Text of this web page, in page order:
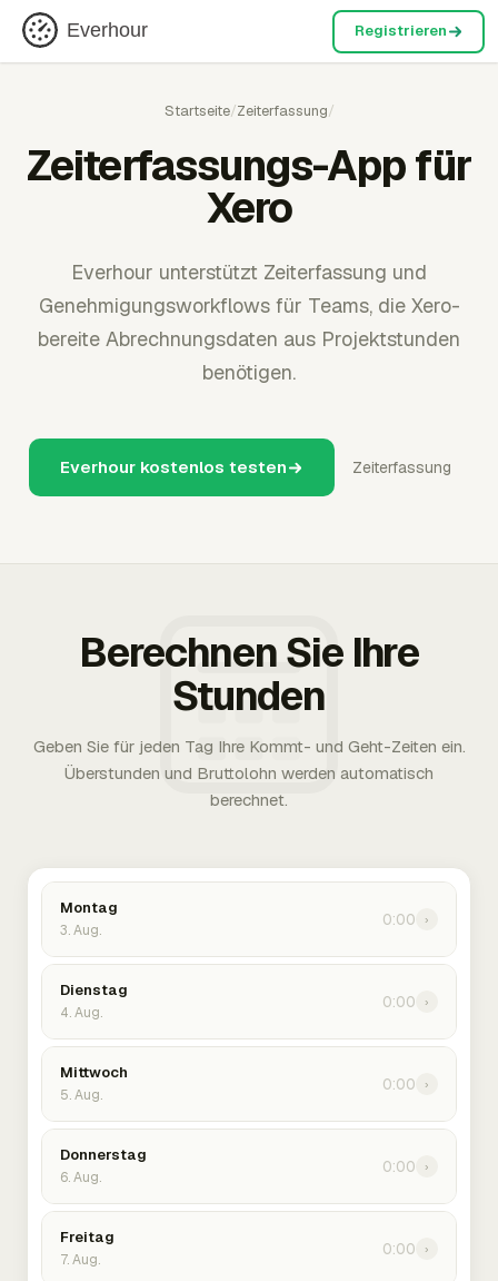
Everhour Registrieren
Startseite/Zeiterfassung/
Zeiterfassungs-App für
Xero
Everhour unterstützt Zeiterfassung und
Genehmigungsworkflows für Teams, die Xero-
bereite Abrechnungsdaten aus Projektstunden
benötigen.
Everhour kostenlos testen Zeiterfassung
Berechnen Sie Ihre
Stunden
Geben Sie für jeden Tag Ihre Kommt- und Geht-Zeiten ein.
Überstunden und Bruttolohn werden automatisch
berechnet.
Montag
3. Aug.
0:00 ›
Dienstag
4. Aug.
0:00 ›
Mittwoch
5. Aug.
0:00 ›
Donnerstag
6. Aug.
0:00 ›
Freitag
7. Aug.
0:00 ›